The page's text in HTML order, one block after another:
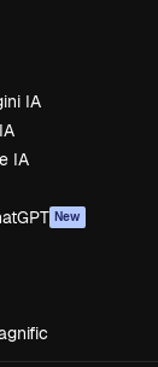
IA
IA
New